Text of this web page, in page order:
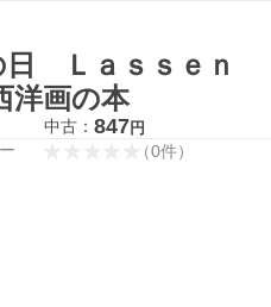
日 Ｌａｓｓｅｎ
洋画の本
中古： 847円
（0件）